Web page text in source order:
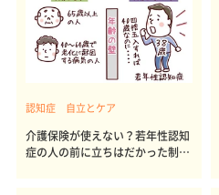
認知症 自立とケア
介護保険が使えない？若年性認知
症の人の前に立ちはだかった制度